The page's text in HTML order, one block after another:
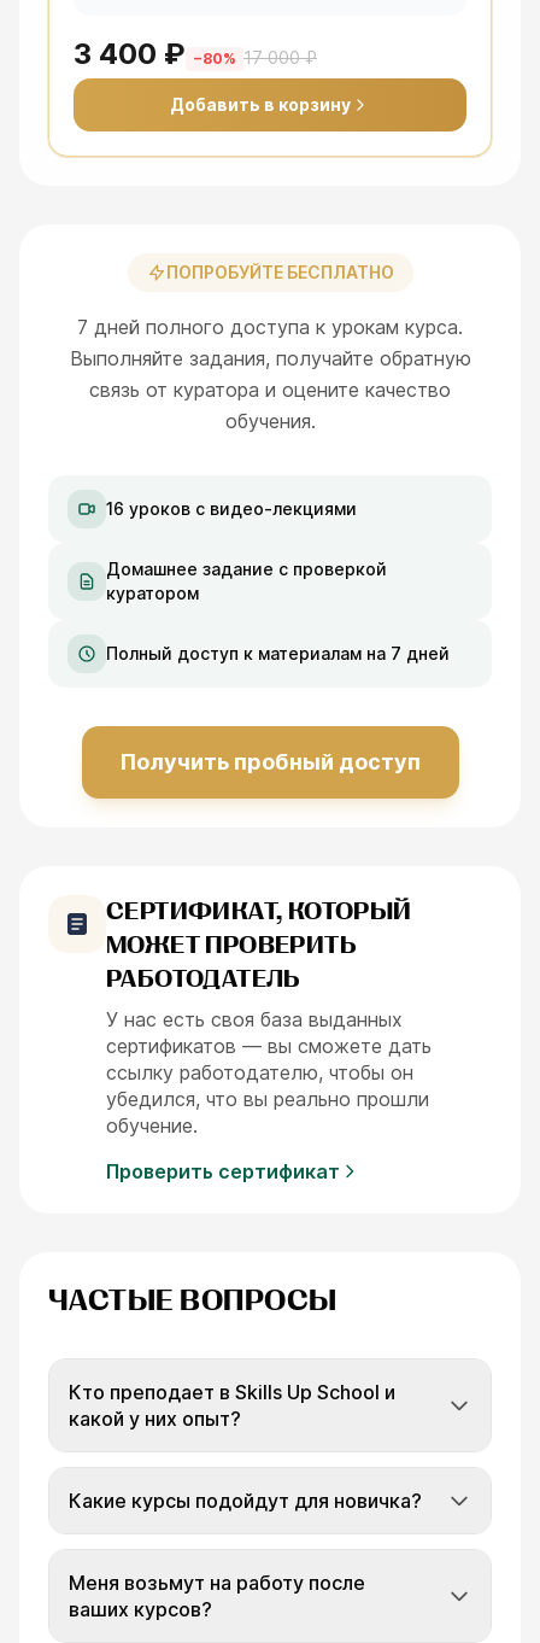
3 400 ₽ −80% 17 000 ₽
Добавить в корзину
ПОПРОБУЙТЕ БЕСПЛАТНО
7 дней полного доступа к урокам курса.
Выполняйте задания, получайте обратную
связь от куратора и оцените качество
обучения.
16 уроков с видео-лекциями
Домашнее задание с проверкой
куратором
Полный доступ к материалам на 7 дней
Получить пробный доступ
СЕРТИФИКАТ, КОТОРЫЙ
МОЖЕТ ПРОВЕРИТЬ
РАБОТОДАТЕЛЬ
У нас есть своя база выданных
сертификатов — вы сможете дать
ссылку работодателю, чтобы он
убедился, что вы реально прошли
обучение.
Проверить сертификат
ЧАСТЫЕ ВОПРОСЫ
Кто преподает в Skills Up School и
какой у них опыт?
Какие курсы подойдут для новичка?
Меня возьмут на работу после
ваших курсов?